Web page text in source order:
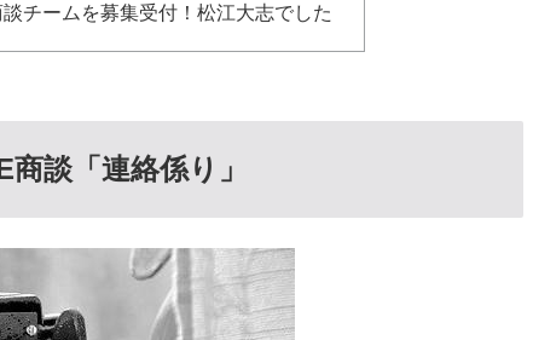
チームを募集受付！松江大志でした
談「連絡係り」